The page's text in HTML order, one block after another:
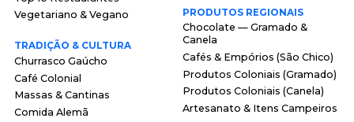
Vegetariano & Vegano
TRADIÇÃO & CULTURA
Churrasco Gaúcho
Café Colonial
Massas & Cantinas
Comida Alemã
PRODUTOS REGIONAIS
Chocolate — Gramado &
Canela
Cafés & Empórios (São Chico)
Produtos Coloniais (Gramado)
Produtos Coloniais (Canela)
Artesanato & Itens Campeiros